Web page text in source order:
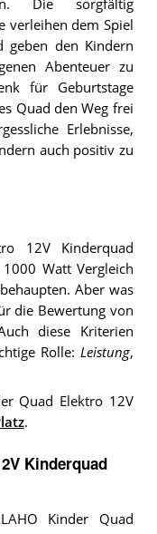
Die sorgfältig
verleihen dem Spiel
geben den Kindern
Abenteuer zu
für Geburtstage
Quad den Weg frei
Erlebnisse,
auch positiv zu
12V Kinderquad
Watt Vergleich
Aber was
die Bewertung von
diese Kriterien
Rolle: Leistung,
Quad Elektro 12V
.
Kinderquad
Kinder Quad